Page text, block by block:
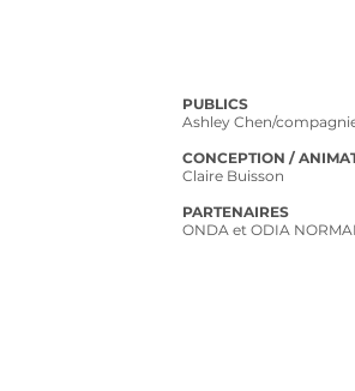
PUBLICS
Ashley Chen/
CONCEPTION /
Claire Buisson
PARTENAIRES
ONDA et ODIA